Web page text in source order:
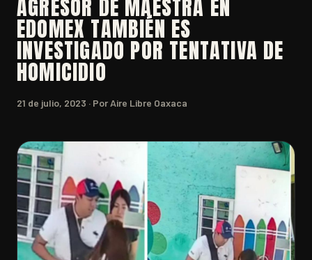
AGRESOR DE MAESTRA EN
EDOMEX TAMBIÉN ES
INVESTIGADO POR TENTATIVA DE
HOMICIDIO
21 de julio, 2023 · Por Aire Libre Oaxaca